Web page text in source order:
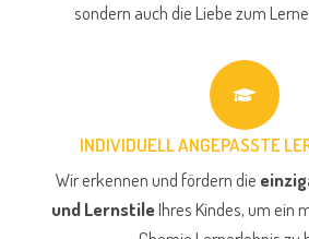
sondern auch die Liebe zum
INDIVIDUELL ANGEPASSTE
Wir erkennen und fördern die
und LernstileIhres Kindes, um ein